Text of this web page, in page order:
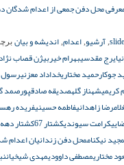
محل دفن جمعی از اعدام
slide
, آرشیو, اعدام, اندیشه و بیان
ایرج مقدسیبهرام خیربیژن قصاب نژاد
جوکارحمید مختاریخداداد معزنیرسول
کریمیشهناز گلهصدیقه صادقپورصمد
زاهدانیفاطمه حسینیفریده
کرامت سیوندیکشتار 67 کشتار دهه ۶۰
مجید نیکناممحل دفن زندانیان اعدام
مختاریمصطفی داوودیمهدی شیخیان